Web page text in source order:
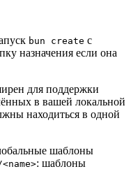
bun create с
назначения если она
для поддержки
в вашей локальной
находиться в одной
шаблоны
: шаблоны